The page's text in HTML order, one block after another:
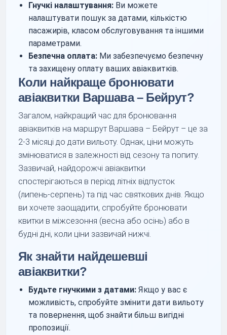
Гнучкі налаштування: Ви можете
налаштувати пошук за датами, кількістю
пасажирів, класом обслуговування та іншими
параметрами.
Безпечна оплата: Ми забезпечуємо безпечну
та захищену оплату ваших авіаквитків.
Коли найкраще бронювати
авіаквитки Варшава – Бейрут?
Загалом, найкращий час для бронювання
авіаквитків на маршрут Варшава – Бейрут – це за
2-3 місяці до дати вильоту. Однак, ціни можуть
змінюватися в залежності від сезону та попиту.
Зазвичай, найдорожчі авіаквитки
спостерігаються в період літніх відпусток
(липень-серпень) та під час святкових днів. Якщо
ви хочете заощадити, спробуйте бронювати
квитки в міжсезоння (весна або осінь) або в
будні дні, коли ціни зазвичай нижчі.
Як знайти найдешевші
авіаквитки?
Будьте гнучкими з датами: Якщо у вас є
можливість, спробуйте змінити дати вильоту
та повернення, щоб знайти більш вигідні
пропозиції.